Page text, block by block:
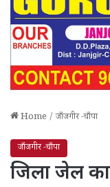
Home / जाँजगीर -चाँपा
जाँजगीर -चाँपा
जिला जेल का